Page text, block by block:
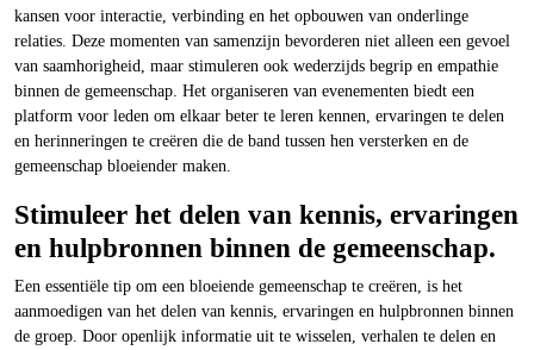
kansen voor interactie, verbinding en het opbouwen van onderlinge
relaties. Deze momenten van samenzijn bevorderen niet alleen een gevoel
van saamhorigheid, maar stimuleren ook wederzijds begrip en empathie
binnen de gemeenschap. Het organiseren van evenementen biedt een
platform voor leden om elkaar beter te leren kennen, ervaringen te delen
en herinneringen te creëren die de band tussen hen versterken en de
gemeenschap bloeiender maken.
Stimuleer het delen van kennis, ervaringen
en hulpbronnen binnen de gemeenschap.
Een essentiële tip om een bloeiende gemeenschap te creëren, is het
aanmoedigen van het delen van kennis, ervaringen en hulpbronnen binnen
de groep. Door openlijk informatie uit te wisselen, verhalen te delen en